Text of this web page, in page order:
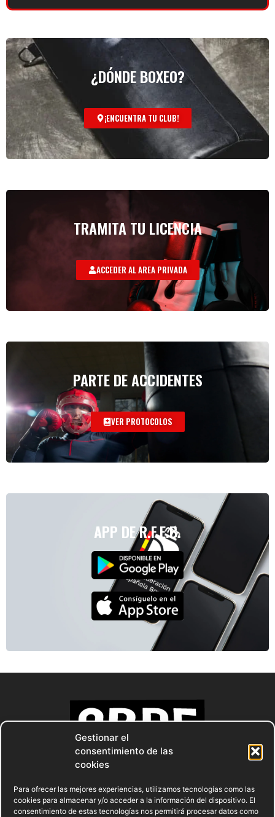
Gestionar el
consentimiento de las
cookies
Para ofrecer las mejores experiencias, utilizamos tecnologías como las
cookies para almacenar y/o acceder a la información del dispositivo. El
consentimiento de estas tecnologías nos permitirá procesar datos como
¿DÓNDE BOXEO?
¡ENCUENTRA TU CLUB!
TRAMITA TU LICENCIA
ACCEDER AL AREA PRIVADA
PARTE DE ACCIDENTES
VER PROTOCOLOS
APP DE R.F.E.B.